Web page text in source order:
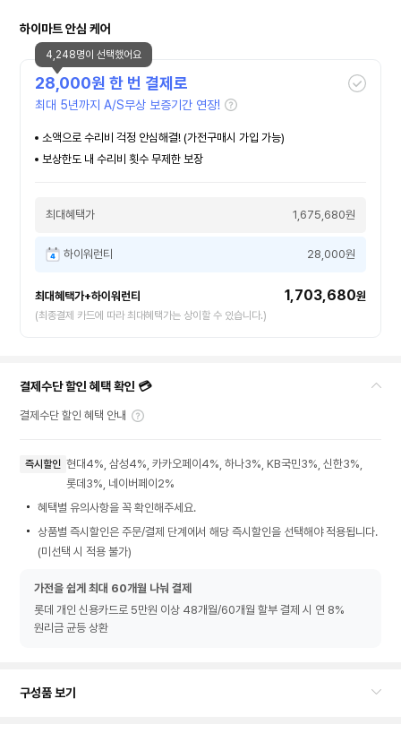
하이마트 안심 케어
28,000원 한 번 결제로
최대 5년까지 A/S무상 보증기간 연장!
소액으로 수리비 걱정 안심해결! (가전구매시 가입 가능)
보상한도 내 수리비 횟수 무제한 보장
최대혜택가 1,675,680원
하이워런티 28,000원
최대혜택가+하이워런티 1,703,680원
(최종결제 카드에 따라 최대혜택가는 상이할 수 있습니다.)
4,248명이 선택했어요
결제수단 할인 혜택 확인 💳
결제수단 할인 혜택 안내
즉시할인 현대4%, 삼성4%, 카카오페이4%, 하나3%, KB국민3%, 신한3%,
롯데3%, 네이버페이2%
혜택별 유의사항을 꼭 확인해주세요.
상품별 즉시할인은 주문/결제 단계에서 해당 즉시할인을 선택해야 적용됩니다.
(미선택 시 적용 불가)
가전을 쉽게 최대 60개월 나눠 결제
롯데 개인 신용카드로 5만원 이상 48개월/60개월 할부 결제 시 연 8%
원리금 균등 상환
구성품 보기